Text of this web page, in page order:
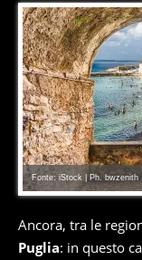
Fonte: iStock | Ph. bwzenith
Ancora, tra le
Puglia: in questo